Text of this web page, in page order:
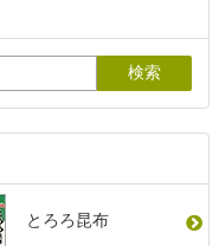
とろろ昆布